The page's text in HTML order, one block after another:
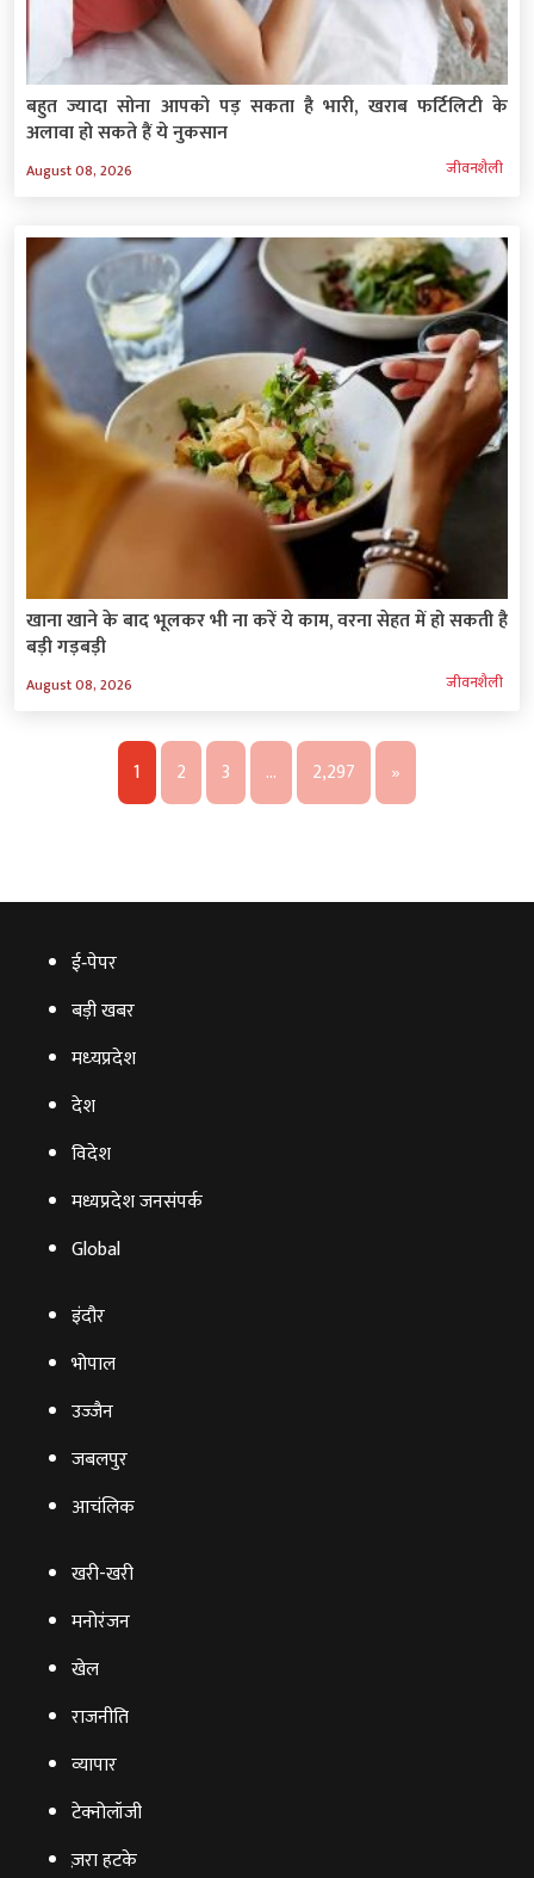
बहुत ज्यादा सोना आपको पड़ सकता है भारी, खराब फर्टिलिटी के
अलावा हो सकते हैं ये नुकसान
August 08, 2026 जीवनशैली
खाना खाने के बाद भूलकर भी ना करें ये काम, वरना सेहत में हो सकती है
बड़ी गड़बड़ी
August 08, 2026 जीवनशैली
1 2 3 … 2,297 »
ई‑पेपर
बड़ी खबर
मध्‍यप्रदेश
देश
विदेश
मध्यप्रदेश जनसंपर्क
Global
इंदौर
भोपाल
उज्‍जैन
जबलपुर
आचंलिक
खरी-खरी
मनोरंजन
खेल
राजनीति
व्‍यापार
टेक्‍नोलॉजी
ज़रा हटके